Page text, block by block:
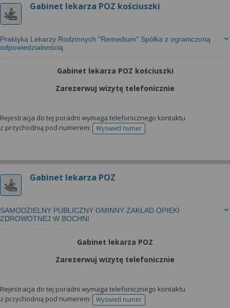
Gabinet lekarza POZ kościuszki
Praktyka Lekarzy Rodzinnych "Remedium" Spółka z ograniczoną
odpowiedzialnością
Gabinet lekarza POZ kościuszki
Zarezerwuj wizytę telefonicznie
Rejestracja do tej poradni wymaga telefonicznego kontaktu
z przychodnią pod numerem:
Wyświetl numertelefonu do rejestracji
Gabinet lekarza POZ
SAMODZIELNY PUBLICZNY GMINNY ZAKŁAD OPIEKI
ZDROWOTNEJ W BOCHNI
Gabinet lekarza POZ
Zarezerwuj wizytę telefonicznie
Rejestracja do tej poradni wymaga telefonicznego kontaktu
z przychodnią pod numerem:
Wyświetl numertelefonu do rejestracji